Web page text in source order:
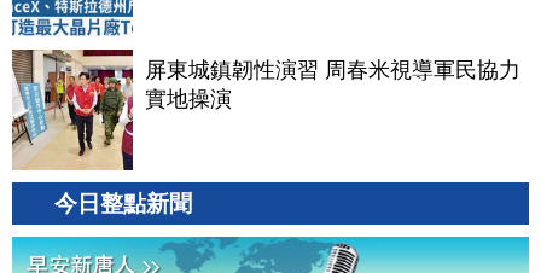
屏東城鎮韌性演習 周春米視導軍民協力
實地操演
今日整點新聞